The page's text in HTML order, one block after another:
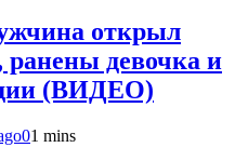
открыл
ранены девочка и
(ВИДЕО)
01 mins